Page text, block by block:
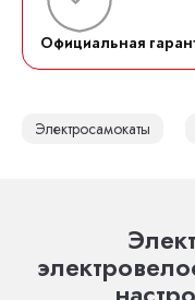
Официальная
Электросамокаты